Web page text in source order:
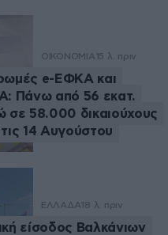
ΟΙΚΟΝΟΜΙΑ 15 λ. πριν
e-ΕΦΚΑ και
Πάνω από 56 εκατ.
σε 58.000 δικαιούχους
14 Αυγούστου
ΕΛΛΑΔΑ 18 λ. πριν
είσοδος Βαλκάνιων